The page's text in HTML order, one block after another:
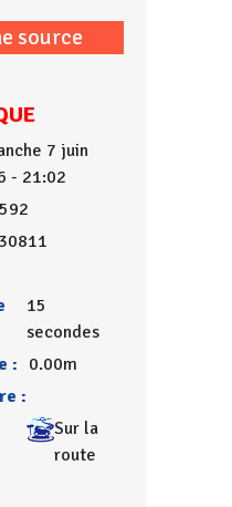
source
7 juin
- 21:02
15
secondes
: 0.00m
:
Sur la
route